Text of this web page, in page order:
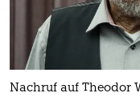
Nachruf auf Theodor